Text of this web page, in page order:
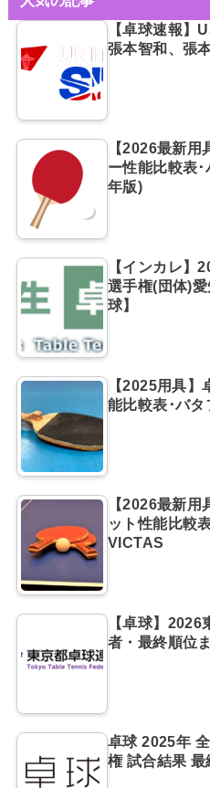
【卓球速報】
張本智和、張
【2026最新用
ー性能比較表
年版)
【インカレ】
選手権(団体)
球】
【2025用具】
能比較表･バ
【2026最新用
ット性能比較
VICTAS
【卓球】2026
者・最終順位
卓球 2025年
権 試合結果 最